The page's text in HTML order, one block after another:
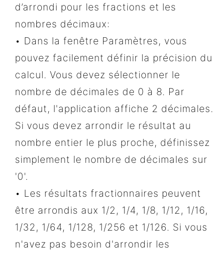
d’arrondi pour les fractions et les
nombres décimaux:
• Dans la fenêtre Paramètres, vous
pouvez facilement définir la précision du
calcul. Vous devez sélectionner le
nombre de décimales de 0 à 8. Par
défaut, l'application affiche 2 décimales.
Si vous devez arrondir le résultat au
nombre entier le plus proche, définissez
simplement le nombre de décimales sur
'0'.
• Les résultats fractionnaires peuvent
être arrondis aux 1/2, 1/4, 1/8, 1/12, 1/16,
1/32, 1/64, 1/128, 1/256 et 1/126. Si vous
n'avez pas besoin d'arrondir les